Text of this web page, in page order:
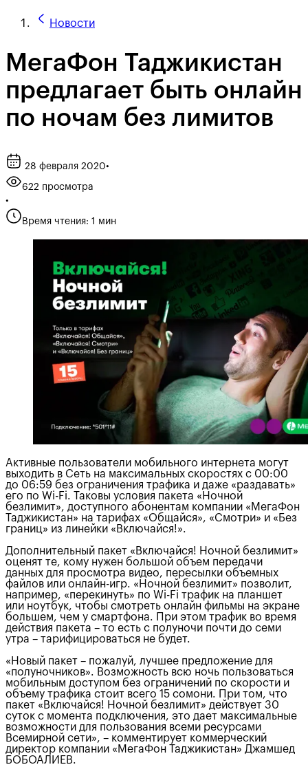
Новости
МегаФон Таджикистан
предлагает быть онлайн
по ночам без лимитов
28 февраля 2020•
622 просмотра
•
Время чтения: 1 мин
Активные пользователи мобильного интернета могут
выходить в Сеть на максимальных скоростях с 00:00
до 06:59 без ограничения трафика и даже «раздавать»
его по Wi-Fi. Таковы условия пакета «Ночной
безлимит», доступного абонентам компании «МегаФон
Таджикистан» на тарифах «Общайся», «Смотри» и «Без
границ» из линейки «Включайся!».
Дополнительный пакет «Включайся! Ночной безлимит»
оценят те, кому нужен большой объем передачи
данных для просмотра видео, пересылки объемных
файлов или онлайн-игр. «Ночной безлимит» позволит,
например, «перекинуть» по Wi-Fi трафик на планшет
или ноутбук, чтобы смотреть онлайн фильмы на экране
большем, чем у смартфона. При этом трафик во время
действия пакета – то есть с полуночи почти до семи
утра – тарифицироваться не будет.
«Новый пакет – пожалуй, лучшее предложение для
«полуночников». Возможность всю ночь пользоваться
мобильным доступом без ограничений по скорости и
объему трафика стоит всего 15 сомони. При том, что
пакет «Включайся! Ночной безлимит» действует 30
суток с момента подключения, это дает максимальные
возможности для пользования всеми ресурсами
Всемирной сети», – комментирует коммерческий
директор компании «МегаФон Таджикистан» Джамшед
БОБОАЛИЕВ.